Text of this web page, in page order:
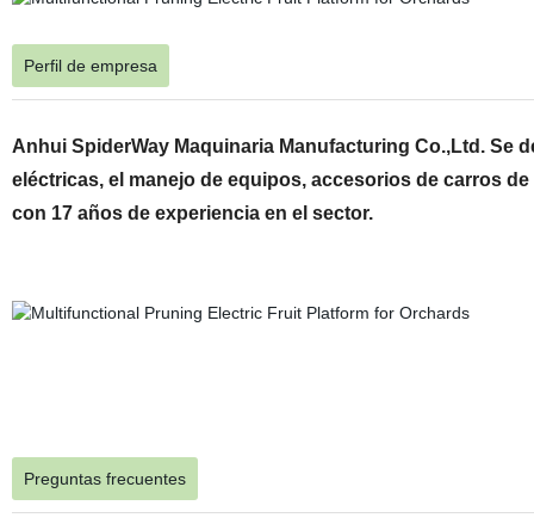
Perfil de empresa
Anhui SpiderWay Maquinaria Manufacturing Co.,Ltd. Se
eléctricas, el manejo de equipos, accesorios de carros
con 17 años de experiencia en el sector.
Preguntas frecuentes